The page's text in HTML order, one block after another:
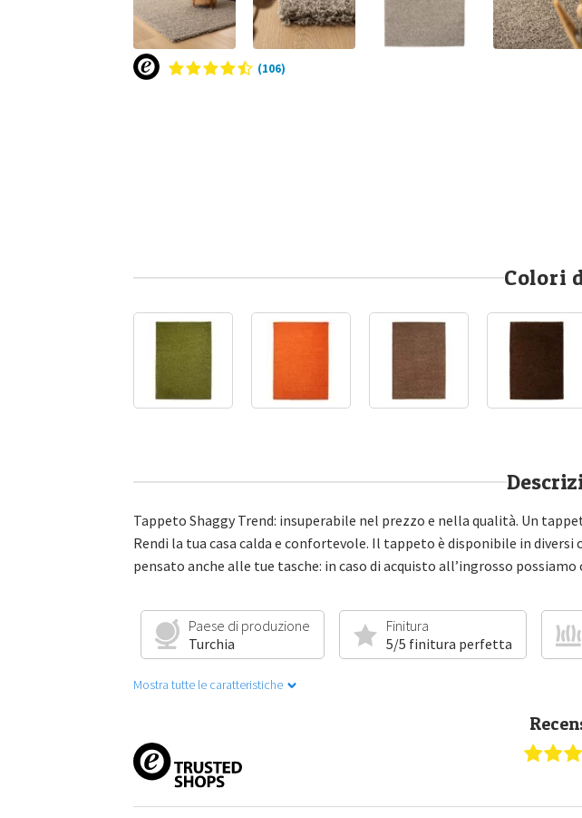
(106)
Colori
Tappeto Shaggy Trend: insuperabile nel prezzo e nella qualità. Un
Rendi la tua casa calda e confortevole. Il tappeto è disponibile in
pensato anche alle tue tasche: in caso di acquisto all’ingrosso
Paese di produzione
Turchia
Finitura
5/5 finitura perfetta
Mostra tutte le caratteristiche